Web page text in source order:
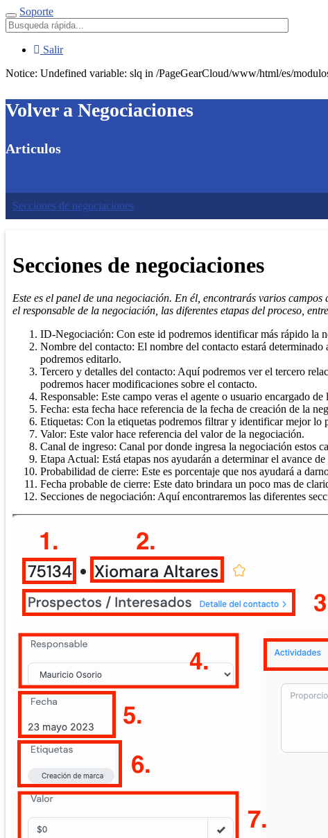
Menú
Soporte
Salir
Notice: Undefined variable: slq in /PageGearCloud/www/html/es/
Volver a Negociaciones
Articulos
Secciones de negociaciones
Secciones de negociaciones
Este es el panel de una negociación. En él, encontrarás varios
el responsable de la negociación, las diferentes etapas del proceso,
ID-Negociación: Con este id podremos identificar más rápido la
Nombre del contacto: El nombre del contacto estará
podremos editarlo.
Tercero y detalles del contacto: Aquí podremos ver el tercero
podremos hacer modificaciones sobre el contacto.
Responsable: Este campo veras el agente o usuario encargado de
Fecha: esta fecha hace referencia de la fecha de creación de la
Etiquetas: Con la etiquetas podremos filtrar y identificar mejor
Valor: Este valor hace referencia del valor de la negociación.
Canal de ingreso: Canal por donde ingresa la negociación estos
Etapa Actual: Está etapas nos ayudarán a determinar el avance
Probabilidad de cierre: Este es porcentaje que nos ayudará a
Fecha probable de cierre: Este dato brindara un poco mas de
Secciones de negociación: Aquí encontraremos las diferentes